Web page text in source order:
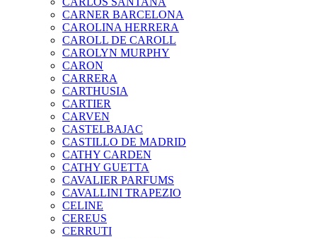
CARNER BARCELONA
CAROLINA HERRERA
CAROLL DE CAROLL
CAROLYN MURPHY
CARON
CARRERA
CARTHUSIA
CARTIER
CARVEN
CASTELBAJAC
CASTILLO DE MADRID
CATHY CARDEN
CATHY GUETTA
CAVALIER PARFUMS
CAVALLINI TRAPEZIO
CELINE
CEREUS
CERRUTI